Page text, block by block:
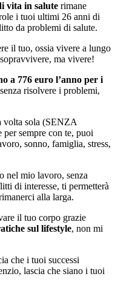
vita in salute rimane
i tuoi ultimi 26 anni di
da problemi di salute.
il tuo, ossia vivere a lungo
ma vivere!
a 776 euro l’anno per i
risolvere i problemi,
volta sola (SENZA
sempre con te, puoi
sonno, famiglia, stress,
nel mio lavoro, senza
di interesse, ti permetterà
alla larga.
il tuo corpo grazie
sul lifestyle, non mi
che i tuoi successi
lascia che siano i tuoi